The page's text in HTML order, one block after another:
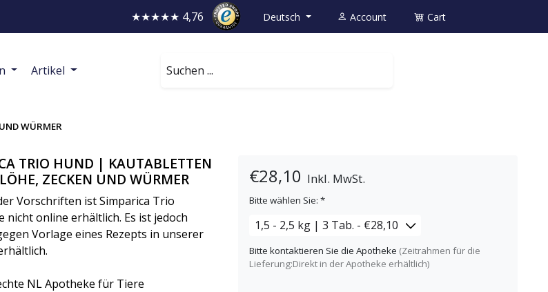
★★★★★ 4,76 Deutsch Account Cart
Artikel
WÜRMER
TRIO HUND | KAUTABLETTEN
ZECKEN UND WÜRMER
NL Apotheke für Tiere
Vorschriften ist Simparica Trio
nicht online erhältlich. Es ist jedoch
Vorlage eines Rezepts in unserer
€28,10 Inkl. MwSt.
Bitte wählen Sie: *
Bitte kontaktieren Sie die Apotheke (Zeitrahmen für die
Lieferung:Direkt in der Apotheke erhältlich)